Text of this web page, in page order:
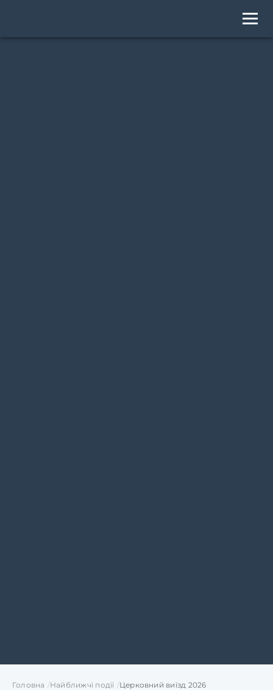
Головна Найближчі події Церковний виїзд 2026